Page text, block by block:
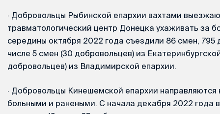
· Добровольцы Рыбинской епархии вахтами
травматологический центр Донецка ухаживать за
середины октября 2022 года съездили 86 смен, 795
числе 5 смен (30 добровольцев) из
добровольцев) из Владимирской епархии.
· Добровольцы Кинешемской епархии направляются
больными и ранеными. С начала декабря 2022 года